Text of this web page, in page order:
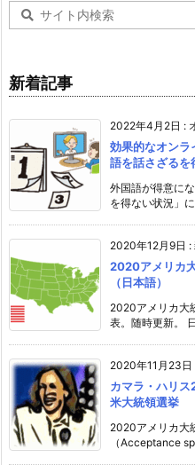
新着記事
2022年4月2日 :
効果的なオンラ
語を話さざるを
外国語が得意に
を得ない状況」
2020年12月9日 :
2020アメリカ
（日本語）
2020アメリカ大
表。随時更新。
2020年11月23日
カマラ・ハリス
米大統領選挙
2020アメリカ大
（Acceptance